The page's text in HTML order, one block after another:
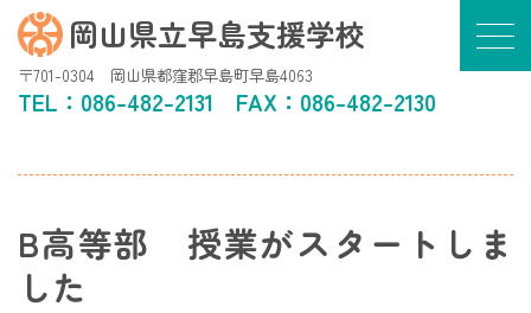
岡山県立早島支援学校
〒701-0304 岡山県都窪郡早島町早島4063
TEL： 086-482-2131 FAX：086-482-2130
B高等部 授業がスタートしま
した